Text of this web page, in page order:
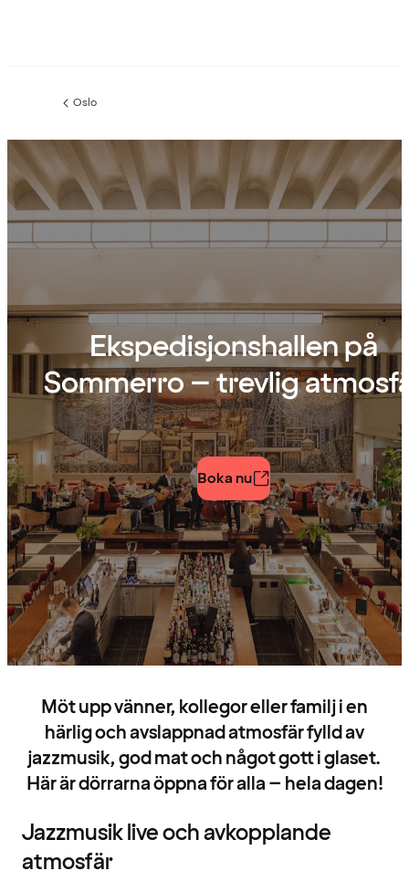
Föregående
Oslo
Ekspedisjonshallen på
Sommerro – trevlig
Boka nu
Möt upp vänner, kollegor eller familj i en
härlig och avslappnad atmosfär fylld av
jazzmusik, god mat och något gott i glaset.
Här är dörrarna öppna för alla – hela dagen!
Jazzmusik live och avkopplande
atmosfär